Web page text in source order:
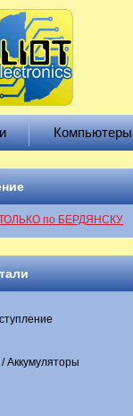
Компьютеры
ТОЛЬКО по БЕРДЯНСКУ
Аккумуляторы